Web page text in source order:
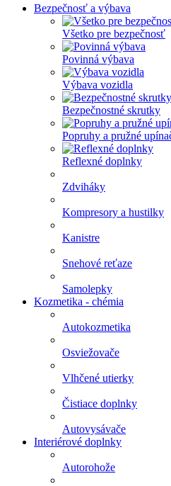
Bezpečnosť a výbava
Všetko pre bezpečnosť
Povinná výbava
Výbava vozidla
Bezpečnostné skrutky
Popruhy a pružné
Reflexné doplnky
Zdviháky
Kompresory a hustilky
Kanistre
Snehové reťaze
Samolepky
Kozmetika - chémia
Autokozmetika
Osviežovače
Vlhčené utierky
Čistiace doplnky
Autovysávače
Interiérové doplnky
Autorohože